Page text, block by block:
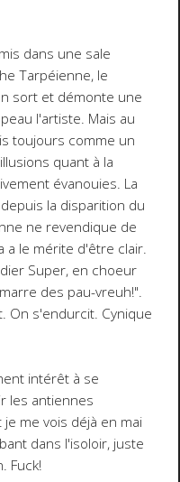
dans une sale
Tarpéienne, le
sort et démonte une
l'artiste. Mais au
toujours comme un
quant à la
évanouies. La
la disparition du
ne revendique de
a le mérite d'être clair.
Super, en choeur
des pau-vreuh!".
On s'endurcit. Cynique
intérêt à se
les antiennes
me vois déjà en mai
dans l'isoloir, juste
Fuck!